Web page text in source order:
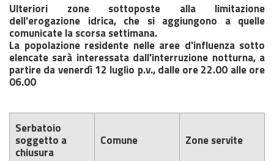
Ulteriori zone sottoposte alla limitazione
dell'erogazione idrica, che si aggiungono a quelle
comunicate la scorsa settimana.
La popolazione residente nelle aree d'influenza sotto
elencate sarà interessata dall'interruzione notturna, a
partire da venerdì 12 luglio p.v., dalle ore 22.00 alle ore
06.00
Serbatoio
soggetto a
chiusura
Comune Zone servite